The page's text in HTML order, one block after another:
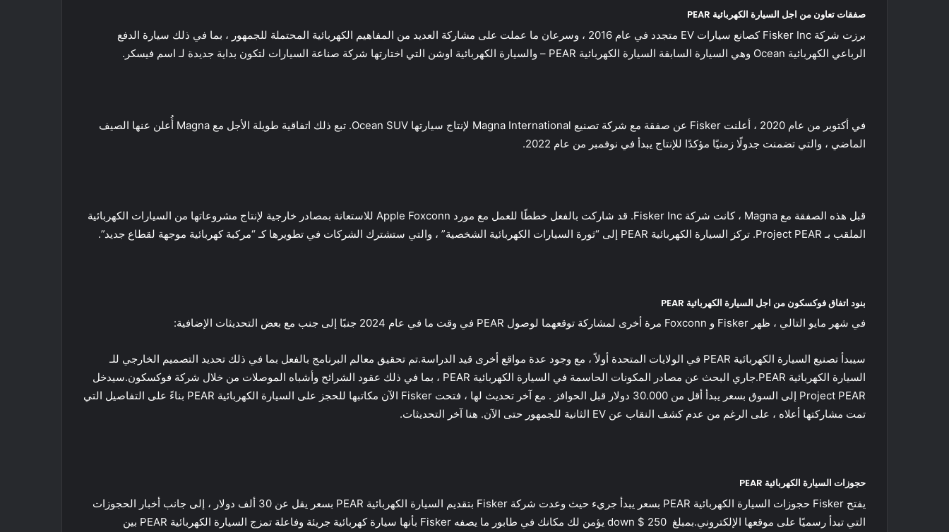
صفقات تعاون من اجل السيارة الكهربائية PEAR
برزت شركة Fisker Inc كصانع سيارات EV متجدد في عام 2016 ، وسرعان ما عملت على مشاركة العديد من المفاهيم الكهربائية المحتملة للجمهور ، بما في ذلك سيارة الدفع
الرباعي الكهربائية Ocean وهي السيارة السابقة السيارة الكهربائية PEAR – والسيارة الكهربائية اوشن التي اختارتها شركة صناعة السيارات لتكون بداية جديدة لـ اسم فيسكر.
في أكتوبر من عام 2020 ، أعلنت Fisker عن صفقة مع شركة تصنيع Magna International لإنتاج سيارتها Ocean SUV. تبع ذلك اتفاقية طويلة الأجل مع Magna أُعلن عنها الصيف
الماضي ، والتي تضمنت جدولًا زمنيًا مؤكدًا للإنتاج يبدأ في نوفمبر من عام 2022.
قبل هذه الصفقة مع Magna ، كانت شركة Fisker Inc. قد شاركت بالفعل خططًا للعمل مع مورد Apple Foxconn للاستعانة بمصادر خارجية لإنتاج مشروعاتها من السيارات الكهربائية
الملقب بـ Project PEAR. تركز السيارة الكهربائية PEAR إلى “ثورة السيارات الكهربائية الشخصية” ، والتي ستشترك الشركات في تطويرها كـ “مركبة كهربائية موجهة لقطاع جديد”.
بنود اتفاق فوكسكون من اجل السيارة الكهربائية PEAR
في شهر مايو التالي ، ظهر Fisker و Foxconn مرة أخرى لمشاركة توقعهما لوصول PEAR في وقت ما في عام 2024 جنبًا إلى جنب مع بعض التحديثات الإضافية:
سيبدأ تصنيع السيارة الكهربائية PEAR في الولايات المتحدة أولاً ، مع وجود عدة مواقع أخرى قيد الدراسة.تم تحقيق معالم البرنامج بالفعل بما في ذلك تحديد التصميم الخارجي للـ
السيارة الكهربائية PEAR.جاري البحث عن مصادر المكونات الحاسمة في السيارة الكهربائية PEAR ، بما في ذلك عقود الشرائح وأشباه الموصلات من خلال شركة فوكسكون.سيدخل
Project PEAR إلى السوق بسعر يبدأ أقل من 30.000 دولار قبل الحوافز . مع آخر تحديث لها ، فتحت Fisker الآن مكاتبها للحجز على السيارة الكهربائية PEAR بناءً على التفاصيل التي
تمت مشاركتها أعلاه ، على الرغم من عدم كشف النقاب عن EV الثانية للجمهور حتى الآن. هنا آخر التحديثات.
حجوزات السيارة الكهربائية PEAR
يفتح Fisker حجوزات السيارة الكهربائية PEAR بسعر يبدأ جريء حيث وعدت شركة Fisker بتقديم السيارة الكهربائية PEAR بسعر يقل عن 30 ألف دولار ، إلى جانب أخبار الحجوزات
التي تبدأ رسميًا على موقعها الإلكتروني.بمبلغ 250 $ down يؤمن لك مكانك في طابور ما يصفه Fisker بأنها سيارة كهربائية جريئة وفاعلة تمزج السيارة الكهربائية PEAR بين